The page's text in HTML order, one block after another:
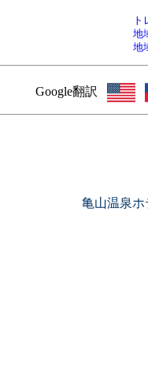
地
地
Google翻訳
亀山温泉ホ